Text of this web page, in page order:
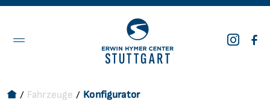
Service & Werkstatt
Vermietung
Über uns
Karriere
Fahrzeuge Konfigurator